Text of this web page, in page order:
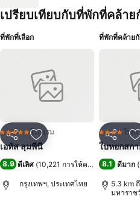
เปรียบเทียบกับที่พักที่คล้าย
ที่พักที่เลือก
แชร์ เพิ่มในรายการโปรด
5 ดาว โรงแรม
เอทัส ลุมพีนี
8.9 ดีเลิศ (10,221 การให้คะแนน)
กรุงเทพฯ, ประเทศไทย
ที่พักที่คล้าย
แชร์
4 ดาว โรง
ใบหยกสก
8.1 ดีมาก (
5.3 km
มหาราช